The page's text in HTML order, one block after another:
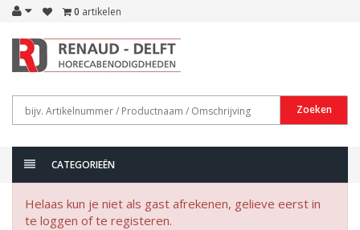
0 artikelen
Zoeken
CATEGORIEËN
Helaas kun je niet als gast afrekenen, gelieve eerst in
te loggen of te registeren.